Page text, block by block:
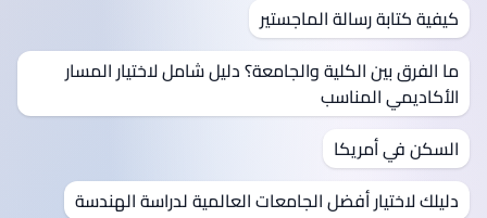
كيفية كتابة رسالة الماجستير
ما الفرق بين الكلية والجامعة؟ دليل شامل لاختيار المسار
الأكاديمي المناسب
السكن في أمريكا
دليلك لاختيار أفضل الجامعات العالمية لدراسة الهندسة